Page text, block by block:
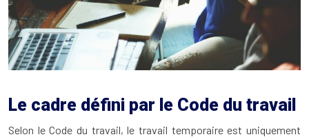
Le cadre défini par le Code du travail
Selon le Code du travail, le travail temporaire est uniquement